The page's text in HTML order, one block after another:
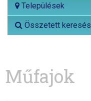
Települések
Összetett keresés
Műfajok